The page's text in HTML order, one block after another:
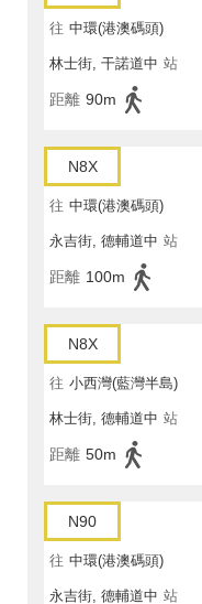
往 中環(港澳碼頭)
林士街, 干諾道中 站
距離 90m
N8X
往 中環(港澳碼頭)
永吉街, 德輔道中 站
距離 100m
N8X
往 小西灣(藍灣半島)
林士街, 德輔道中 站
距離 50m
N90
往 中環(港澳碼頭)
永吉街, 德輔道中 站